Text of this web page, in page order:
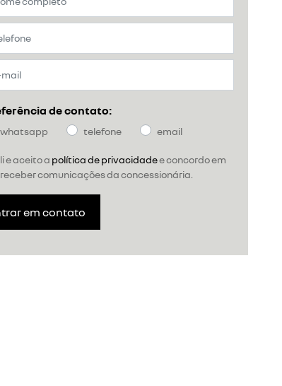
de contato:
whatsapp telefone email
li e aceito a política de privacidadee concordo em
receber comunicações da concessionária.
em contato